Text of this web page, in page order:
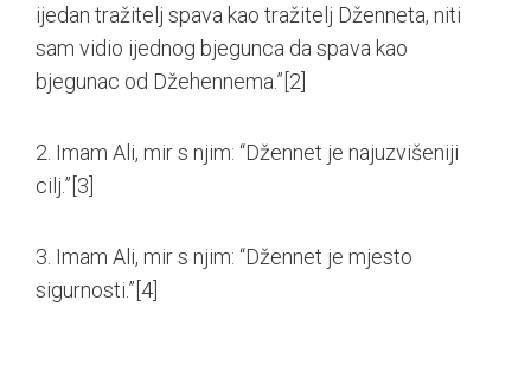
ijedan tražitelj spava kao tražitelj Dženneta, niti
sam vidio ijednog bjegunca da spava kao
bjegunac od Džehennema.”[2]
2. Imam Ali, mir s njim: “Džennet je najuzvišeniji
cilj.”[3]
3. Imam Ali, mir s njim: “Džennet je mjesto
sigurnosti.”[4]